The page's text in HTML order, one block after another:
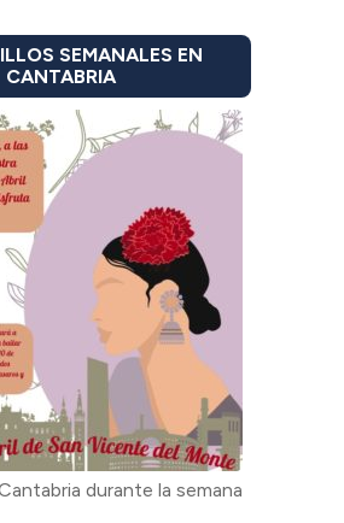
SEMANALES EN
CANTABRIA
durante la semana